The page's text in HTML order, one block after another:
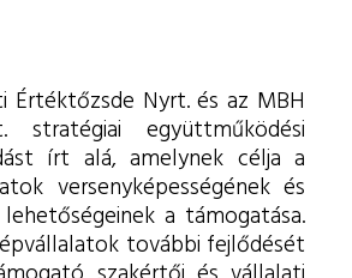
Értéktőzsde Nyrt. és az MBH
stratégiai együttműködési
írt alá, amelynek célja a
versenyképességének és
a támogatása.
további fejlődését